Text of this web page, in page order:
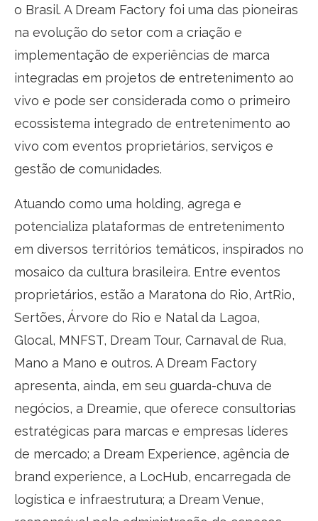
o Brasil. A Dream Factory foi uma das pioneiras
na evolução do setor com a criação e
implementação de experiências de marca
integradas em projetos de entretenimento ao
vivo e pode ser considerada como o primeiro
ecossistema integrado de entretenimento ao
vivo com eventos proprietários, serviços e
gestão de comunidades.
Atuando como uma holding, agrega e
potencializa plataformas de entretenimento
em diversos territórios temáticos, inspirados no
mosaico da cultura brasileira. Entre eventos
proprietários, estão a Maratona do Rio, ArtRio,
Sertões, Árvore do Rio e Natal da Lagoa,
Glocal, MNFST, Dream Tour, Carnaval de Rua,
Mano a Mano e outros. A Dream Factory
apresenta, ainda, em seu guarda-chuva de
negócios, a Dreamie, que oferece consultorias
estratégicas para marcas e empresas líderes
de mercado; a Dream Experience, agência de
brand experience, a LocHub, encarregada de
logística e infraestrutura; a Dream Venue,